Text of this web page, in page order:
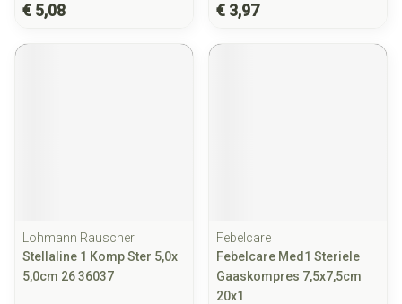
€ 5,08 € 3,97
Lohmann Rauscher
Stellaline 1 Komp Ster 5,0x
5,0cm 26 36037
Febelcare
Febelcare Med1 Steriele
Gaaskompres 7,5x7,5cm
20x1